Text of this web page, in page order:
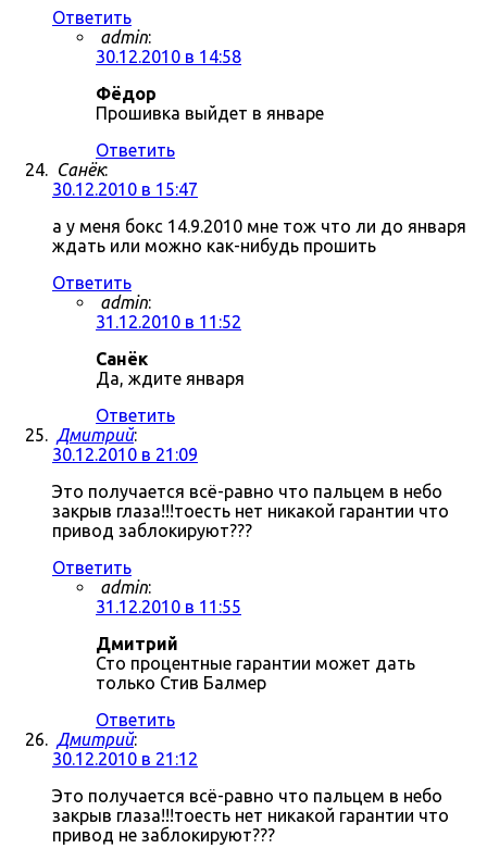
Ответить
admin:
30.12.2010 в 14:58
Фёдор
Прошивка выйдет в январе
Ответить
Санёк:
30.12.2010 в 15:47
а у меня бокс 14.9.2010 мне тож что ли до января
ждать или можно как-нибудь прошить
Ответить
admin:
31.12.2010 в 11:52
Санёк
Да, ждите января
Ответить
Дмитрий:
30.12.2010 в 21:09
Это получается всё-равно что пальцем в небо
закрыв глаза!!!тоесть нет никакой гарантии что
привод заблокируют???
Ответить
admin:
31.12.2010 в 11:55
Дмитрий
Сто процентные гарантии может дать
только Стив Балмер
Ответить
Дмитрий:
30.12.2010 в 21:12
Это получается всё-равно что пальцем в небо
закрыв глаза!!!тоесть нет никакой гарантии что
привод не заблокируют???